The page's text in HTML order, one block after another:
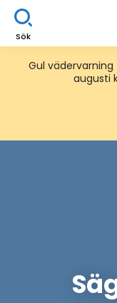
Sök
Gul
augusti